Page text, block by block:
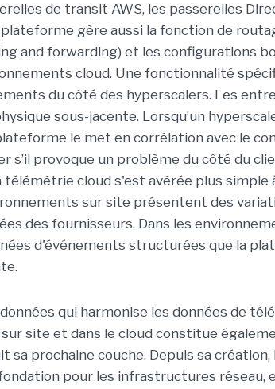
de transit AWS, les passerelles
plateforme gère aussi la fonction de
and forwarding) et les configurations
cloud. Une fonctionnalité
du côté des hyperscalers. Les
sous-jacente. Lorsqu’un
le met en corrélation avec le
s’il provoque un problème du côté du
télémétrie cloud s'est avérée plus simple
sur site présentent des
des fournisseurs. Dans les
d'événements structurées que la
qui harmonise les données de
site et dans le cloud constitue
sa prochaine couche. Depuis sa
pour les infrastructures réseau,